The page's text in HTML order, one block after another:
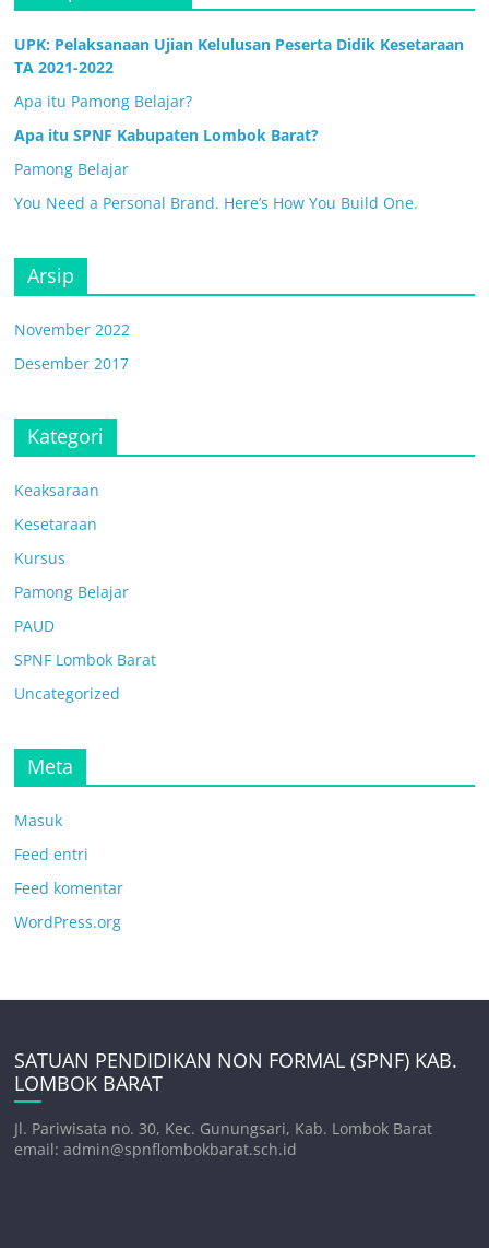
UPK: Pelaksanaan Ujian Kelulusan Peserta Didik Kesetaraan
TA 2021-2022
Apa itu Pamong Belajar?
Apa itu SPNF Kabupaten Lombok Barat?
Pamong Belajar
You Need a Personal Brand. Here’s How You Build One.
Arsip
November 2022
Desember 2017
Kategori
Keaksaraan
Kesetaraan
Kursus
Pamong Belajar
PAUD
SPNF Lombok Barat
Uncategorized
Meta
Masuk
Feed entri
Feed komentar
WordPress.org
SATUAN PENDIDIKAN NON FORMAL (SPNF) KAB.
LOMBOK BARAT
Jl. Pariwisata no. 30, Kec. Gunungsari, Kab. Lombok Barat
email: admin@spnflombokbarat.sch.id